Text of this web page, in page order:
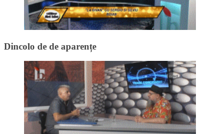
Dincolo de de aparențe